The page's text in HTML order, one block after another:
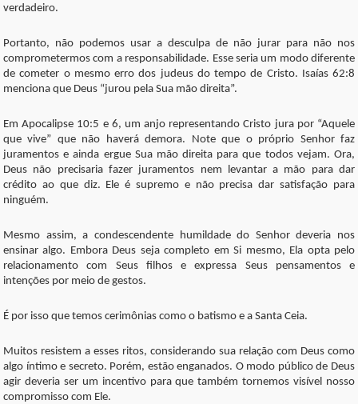
verdadeiro.
Portanto, não podemos usar a desculpa de não jurar para não nos
comprometermos com a responsabilidade. Esse seria um modo diferente
de cometer o mesmo erro dos judeus do tempo de Cristo. Isaías 62:8
menciona que Deus “jurou pela Sua mão direita”.
Em Apocalipse 10:5 e 6, um anjo representando Cristo jura por “Aquele
que vive” que não haverá demora. Note que o próprio Senhor faz
juramentos e ainda ergue Sua mão direita para que todos vejam. Ora,
Deus não precisaria fazer juramentos nem levantar a mão para dar
crédito ao que diz. Ele é supremo e não precisa dar satisfação para
ninguém.
Mesmo assim, a condescendente humildade do Senhor deveria nos
ensinar algo. Embora Deus seja completo em Si mesmo, Ela opta pelo
relacionamento com Seus filhos e expressa Seus pensamentos e
intenções por meio de gestos.
É por isso que temos cerimônias como o batismo e a Santa Ceia.
Muitos resistem a esses ritos, considerando sua relação com Deus como
algo íntimo e secreto. Porém, estão enganados. O modo público de Deus
agir deveria ser um incentivo para que também tornemos visível nosso
compromisso com Ele.